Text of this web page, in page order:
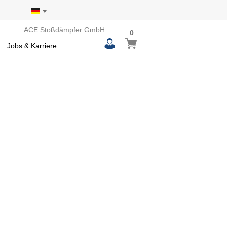
ACE Stoßdämpfer GmbH
Jobs & Karriere
Mein Warenkorb
00
items